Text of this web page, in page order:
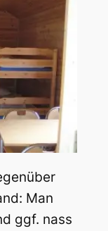
Man
ggf. nass